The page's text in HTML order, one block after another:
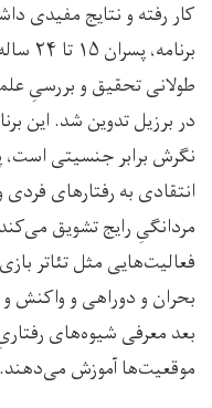
طولانی تحقیق و بررسیِ
در برزیل تدوین شد. این
نگرش برابر جنسیتی است،
انتقادی به رفتارهای
مردانگیِ رایج تشویق
فعالیت‌هایی مثل تئاتر
بحران و دوراهی و واکنش
بعد معرفی شیوه‌های
موقعیت‌ها آموزش می‌دهند.